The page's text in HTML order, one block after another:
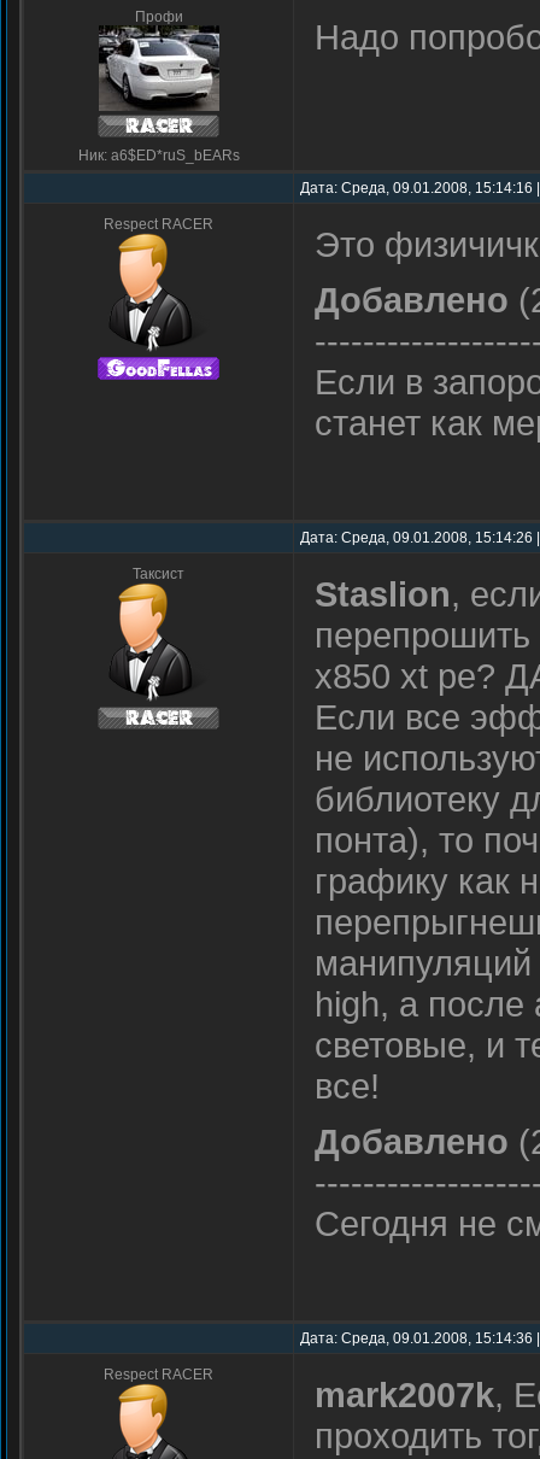
Профи
Ник: a6$ED*ruS_bEARs
Надо
Дата: Среда, 09.01.2008,
Respect RACER
Это
Добавлено
Если в
станет как
Дата: Среда, 09.01.2008,
Таксист Staslion,
перепрошить
х850 xt pe?
Если все
не
библиотеку
понта), то
графику как
манипуляций
high, а
световые, и
все!
Добавлено
Сегодня не
Дата: Среда, 09.01.2008,
Respect RACER mark2007k,
проходить